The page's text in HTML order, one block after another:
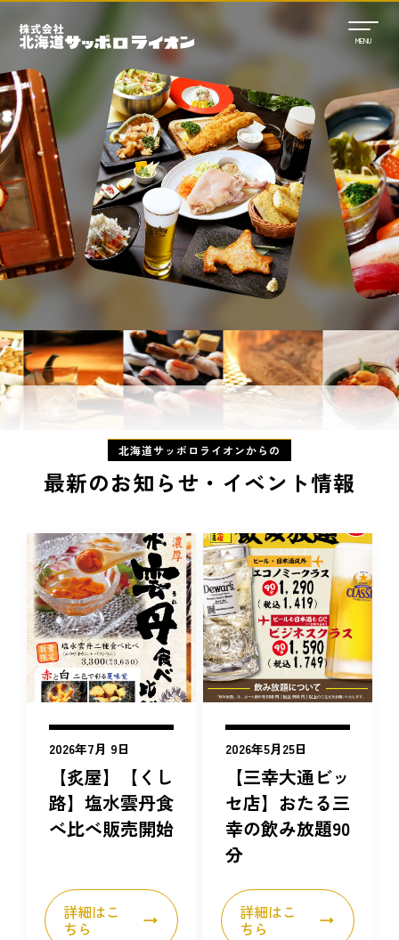
北海道サッポロライオンからの
最新のお知らせ・イベント情報
2026年7月 9日
【炙屋】【くし
路】塩水雲丹食
べ比べ販売開始
詳細はこ
ちら
2026年5月25日
【三幸大通ビッ
セ店】おたる三
幸の飲み放題90
分
詳細はこ
ちら